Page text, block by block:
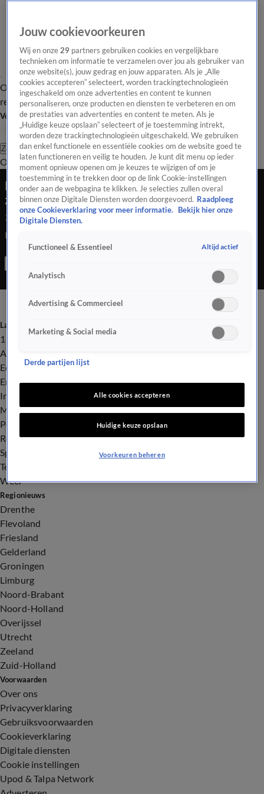
Overzicht Laatste nieuws Regionieuws Het beste van Hart
Tip de
redactie
Volg Hart van Nederland
Zoeken
OverzichtRegioUitzendingenWeerTip de redactiePanelVideo's
Ralf Seuntjens doet openhartig zijn verhaal over
zijn ziekte
28 okt 2022, 21:39
Ralf Seuntjens doet openhartig zijn verhaal over zijn ziekte
Laatste nieuws
112
Advies & Tips
Economie
Entertainment
Infrastructuur
Milieu en Gezondheid
Politiek
Royalty
Sport
Tech
Weer
Regionieuws
Drenthe
Flevoland
Friesland
Gelderland
Groningen
Limburg
Noord-Brabant
Noord-Holland
Overijssel
Utrecht
Zeeland
Zuid-Holland
Voorwaarden
Over ons
Privacyverklaring
Gebruiksvoorwaarden
Cookieverklaring
Digitale diensten
Cookie instellingen
Upod & Talpa Network
Jouw cookievoorkeuren
Wij en onze29 partners gebruiken cookies en vergelijkbare
technieken om informatie te verzamelen over jou als gebruiker van
onze website(s), jouw gedrag en jouw apparaten. Als je „Alle
cookies accepteren” selecteert, worden trackingtechnologieën
ingeschakeld om onze advertenties en content te kunnen
personaliseren, onze producten en diensten te verbeteren en om
de prestaties van advertenties en content te meten. Als je
„Huidige keuze opslaan” selecteert of je toestemming intrekt,
worden deze trackingtechnologieën uitgeschakeld. We gebruiken
dan enkel functionele en essentiële cookies om de website goed te
laten functioneren en veilig te houden. Je kunt dit menu op ieder
moment opnieuw openen om je keuzes te wijzigen of om je
toestemming in te trekken door op de link Cookie-instellingen
onder aan de webpagina te klikken. Je selecties zullen overal
binnen onze Digitale Diensten worden doorgevoerd. Raadpleeg
onze Cookieverklaring voor meer informatie.
Bekijk hier onze
Digitale Diensten.
Functioneel & Essentieel Altijd actief
Analytisch
Advertising & Commercieel
Marketing & Social media
Derde partijen lijst
Alle cookies accepteren
Huidige keuze opslaan
Voorkeuren beheren